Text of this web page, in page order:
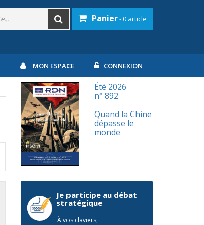
Panier- 0 article
MON ESPACE CONNEXION
Été 2026
n° 892
Quand la Chine
dépasse le
monde
Je participe au débat
stratégique
À vos claviers,